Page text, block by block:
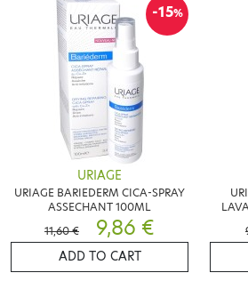
-15%
URIAGE
URIAGE BARIEDERM CICA-SPRAY
ASSECHANT 100ML
11,60 €
9,86 €
ADD TO CART